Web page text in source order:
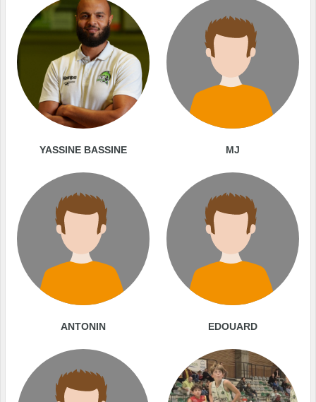
YASSINE BASSINE MJ
ANTONIN EDOUARD